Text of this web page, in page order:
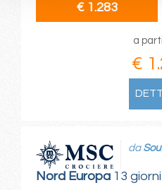
€ 1.283
a
€
Nord Europa13 giorni
da